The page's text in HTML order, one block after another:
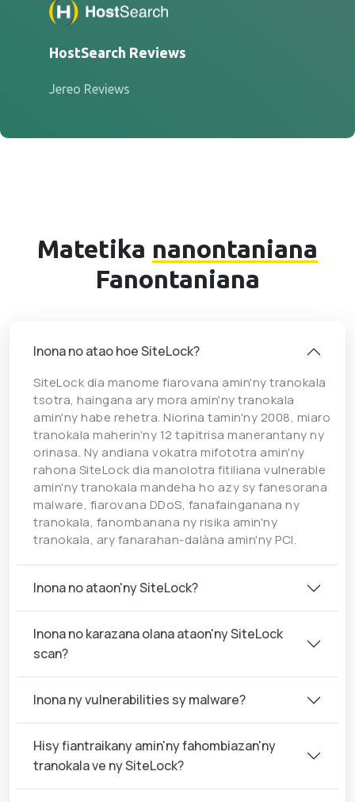
HostSearch Reviews
Jereo Reviews
Matetika nanontaniana
Fanontaniana
Inona no atao hoe SiteLock?
SiteLock dia manome fiarovana amin'ny tranokala
tsotra, haingana ary mora amin'ny tranokala
amin'ny habe rehetra. Niorina tamin'ny 2008, miaro
tranokala maherin'ny 12 tapitrisa manerantany ny
orinasa. Ny andiana vokatra mifototra amin'ny
rahona SiteLock dia manolotra fitiliana vulnerable
amin'ny tranokala mandeha ho azy sy fanesorana
malware, fiarovana DDoS, fanafainganana ny
tranokala, fanombanana ny risika amin'ny
tranokala, ary fanarahan-dalàna amin'ny PCI.
Inona no ataon'ny SiteLock?
Inona no karazana olana ataon'ny SiteLock
scan?
Inona ny vulnerabilities sy malware?
Hisy fiantraikany amin'ny fahombiazan'ny
tranokala ve ny SiteLock?